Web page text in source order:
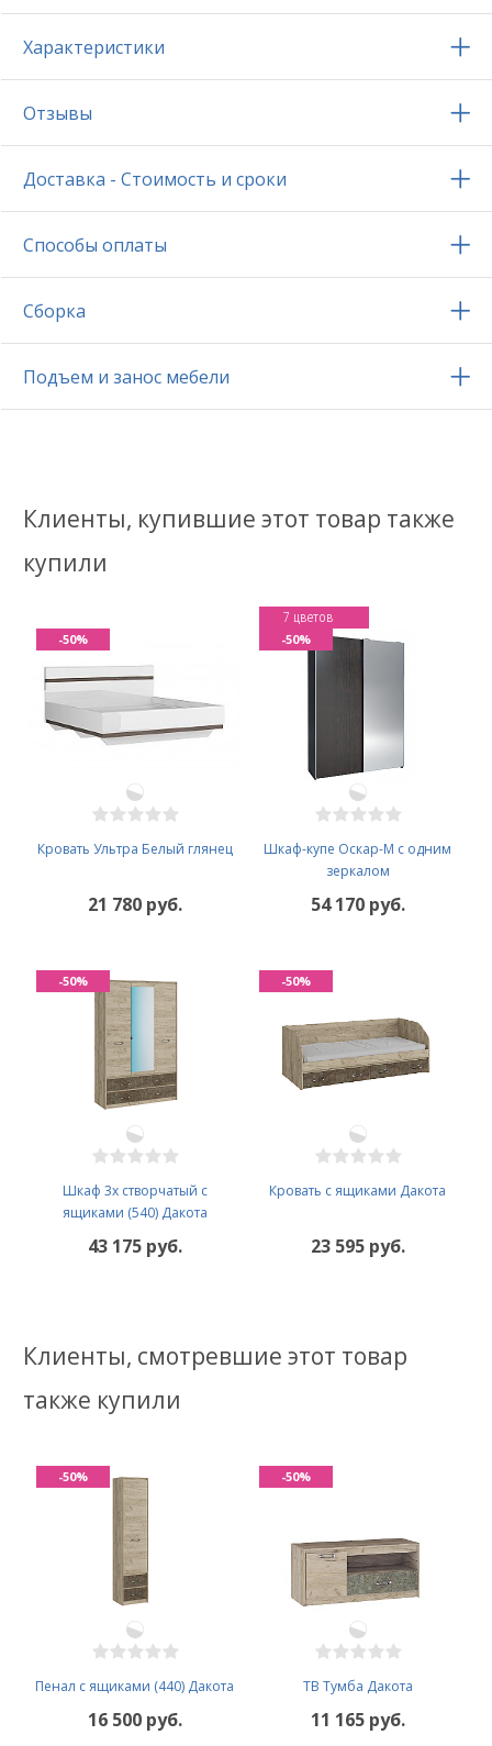
Характеристики
Отзывы
Доставка - Стоимость и сроки
Способы оплаты
Сборка
Подъем и занос мебели
Клиенты, купившие этот товар также
купили
Кровать Ультра Белый глянец
21 780 руб.
-50%
Шкаф-купе Оскар-М с одним
зеркалом
7 цветов
54 170 руб.
-50%
Шкаф 3х створчатый с
ящиками (540) Дакота
43 175 руб.
-50%
Кровать с ящиками Дакота
23 595 руб.
-50%
Клиенты, смотревшие этот товар
также купили
Пенал с ящиками (440) Дакота
16 500 руб.
-50%
ТВ Тумба Дакота
11 165 руб.
-50%